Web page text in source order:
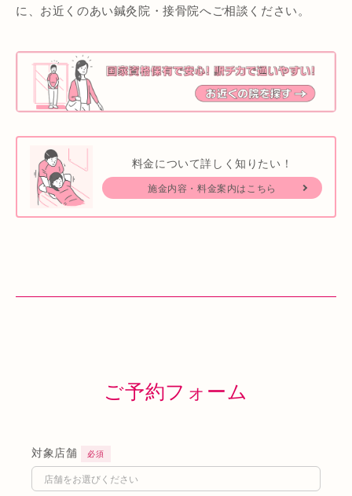
に、お近くのあい鍼灸院・接骨院へご相談ください。
料金について詳しく知りたい！
施金内容・料金案内はこちら
ご予約フォーム
対象店舗 必須